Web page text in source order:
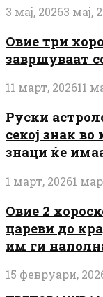
3 мај, 20263 мај,
Овие три
завршуваат
11 март, 202611
Руски
секој знак
знаци ќе
1 март, 20261
Овие 2
цареви до
им ги
15 февруари,